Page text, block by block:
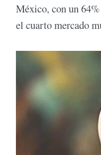
México, con un
el cuarto mercado